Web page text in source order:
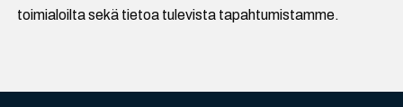
toimialoilta sekä tietoa tulevista tapahtumistamme.